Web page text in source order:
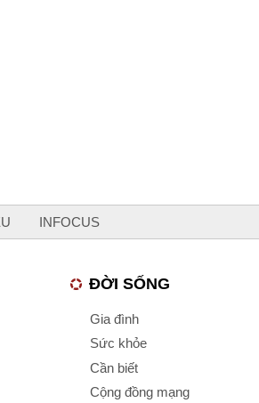
INFOCUS
ĐỜI SỐNG
Gia đình
Sức khỏe
Cần biết
Cộng đồng mạng